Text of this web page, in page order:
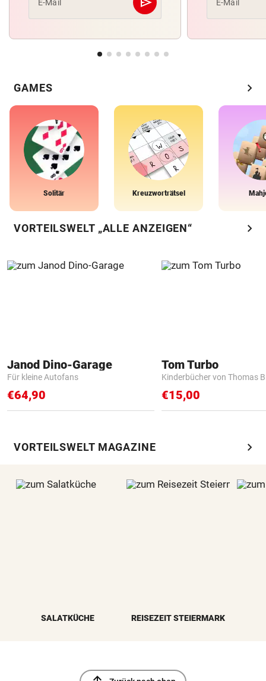
E-Mail Abschicken E-Mail
GAMES chevron_right
Solitär Kreuzworträtsel
VORTEILSWELT „ALLE ANZEIGEN“ chevron_right
Janod Dino-Garage
Für kleine Autofans
€64,90
Tom Turbo
Kinderbücher von Thomas
€15,00
VORTEILSWELT MAGAZINE chevron_right
SALATKÜCHE REISEZEIT STEIERMARK